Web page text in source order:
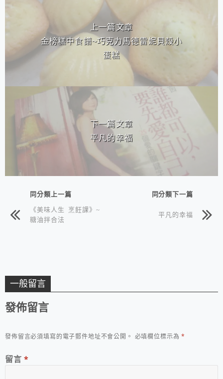
相連文章
上一篇文章
金榜糕中食譜~巧克力馬德雷妮貝殼小
蛋糕
下一篇文章
平凡的幸福
同分類上一篇
《美味人生 烹飪課》~
糖油拌合法
同分類下一篇
平凡的幸福
一般留言
發佈留言
發佈留言必須填寫的電子郵件地址不會公開。 必填欄位標示為*
留言 *